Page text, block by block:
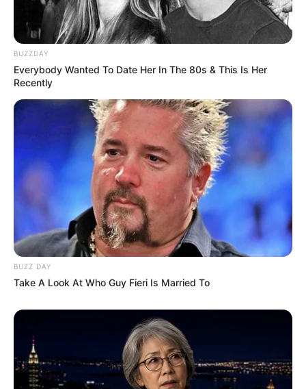
BUZZDAY
Everybody Wanted To Date Her In The 80s & This Is Her
Recently
BUZZ DAY
Take A Look At Who Guy Fieri Is Married To